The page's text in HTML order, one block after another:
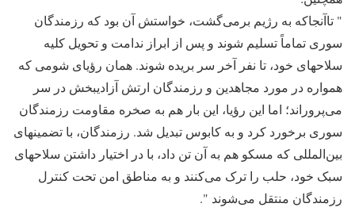
" تاآنجاکه به رژیم برمی‌گشت، خواستش آن بود که رزمندگان
سوری تماماً تسلیم شوند و پس از ابراز ندامت و تحویل کلیه
سلاحهای خود، تا نفر آخر سر بریده شوند. همان رؤیای شومی که
همواره در مورد مجاهدین و رزمندگان ارتش آزادیبخش در سر
می‌پروراند؛ اما این رؤیا، این بار هم به صخره مقاومت رزمندگان
سوری برخورد کرد و به کابوس تبدیل شد. رزمندگان، با تضمینهای
بین‌المللی که مسکو هم به آن تن داد، با در اختیار داشتن سلاحهای
سبک خود، حلب را ترک می‌کنند و به مناطق امن تحت کنترل
رزمندگان منتقل می‌شوند ".